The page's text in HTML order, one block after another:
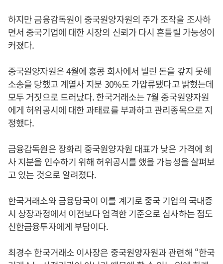
하지만 금융감독원이 중국원양자원의 주가 조작을 조사하
면서 중국기업에 대한 시장의 신뢰가 다시 흔들릴 가능성이
커졌다.
중국원양자원은 4월에 홍콩 회사에서 빌린 돈을 갚지 못해
소송을 당했고 계열사 지분 30%도 가압류됐다고 밝혔는데
모두 거짓으로 드러났다. 한국거래소는 7월 중국원양자원
에게 허위공시에 대한 과태료를 부과하고 관리종목으로 지
정했다.
금융감독원은 장화리 중국원양자원 대표가 낮은 가격에 회
사 지분을 인수하기 위해 허위공시를 했을 가능성을 살펴보
고 있는 것으로 알려졌다.
한국거래소와 금융당국이 이를 계기로 중국 기업의 국내증
시 상장과정에서 이전보다 엄격한 기준으로 심사하는 점도
신한금융투자에게 부담이다.
최경수 한국거래소 이사장은 중국원양자원과 관련해 “한국